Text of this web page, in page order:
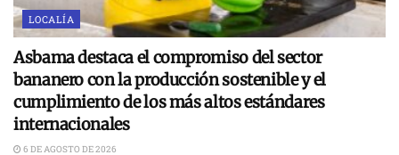
LOCALÍA
Asbama destaca el compromiso del sector
bananero con la producción sostenible y el
cumplimiento de los más altos estándares
internacionales
6 DE AGOSTO DE 2026